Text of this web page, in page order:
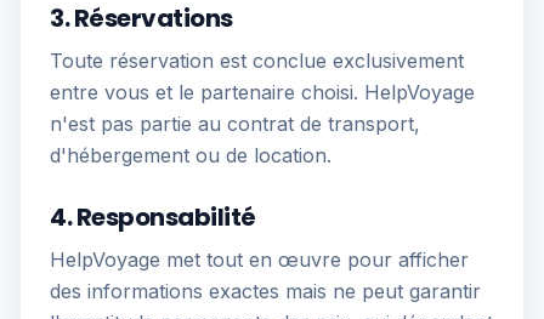
3. Réservations
Toute réservation est conclue exclusivement
entre vous et le partenaire choisi. HelpVoyage
n'est pas partie au contrat de transport,
d'hébergement ou de location.
4. Responsabilité
HelpVoyage met tout en œuvre pour afficher
des informations exactes mais ne peut garantir